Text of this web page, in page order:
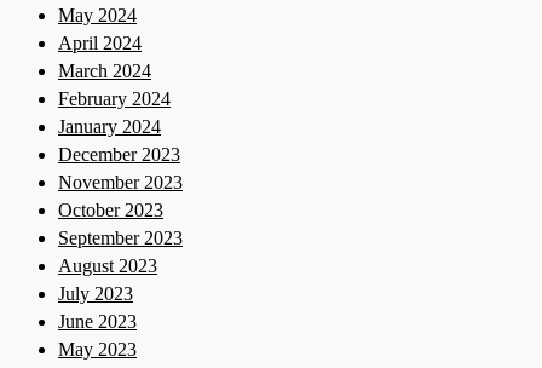
May 2024
April 2024
March 2024
February 2024
January 2024
December 2023
November 2023
October 2023
September 2023
August 2023
July 2023
June 2023
May 2023